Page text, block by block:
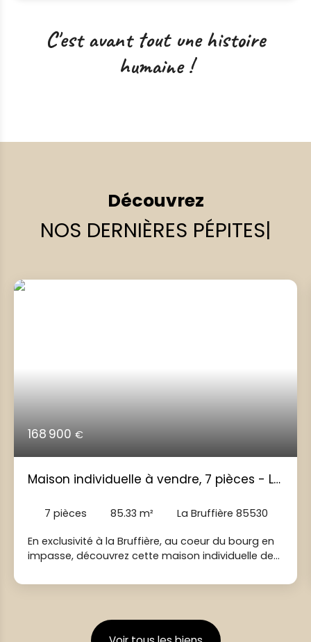
C'est avant tout une histoire
humaine !
Découvrez
NOS DERNIÈRES PÉPITES|
168 900 €
Maison individuelle à vendre, 7 pièces - La
7 pièces 85.33 m² La Bruffière 85530
En exclusivité à la Bruffière, au coeur du bourg en
impasse, découvrez cette maison individuelle de
parcelle de 770m² entièrement clôturée. Elle vous
véranda. La partie nuit se compose d'un